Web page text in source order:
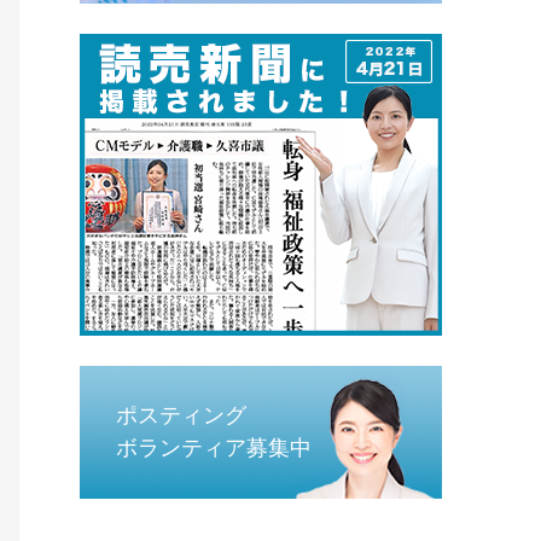
ポスティング
ボランティア募集中